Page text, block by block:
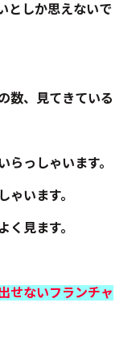
としか思えないで
数、見てきている
っしゃいます。
います。
見ます。
せないフランチャ